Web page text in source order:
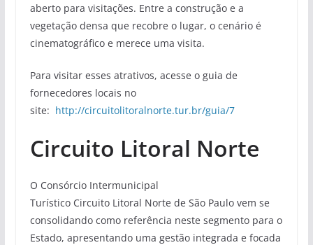
aberto para visitações. Entre a construção e a
vegetação densa que recobre o lugar, o cenário é
cinematográfico e merece uma visita.
Para visitar esses atrativos, acesse o guia de
fornecedores locais no
site: http://circuitolitoralnorte.tur.br/guia/7
Circuito Litoral Norte
O Consórcio Intermunicipal
Turístico Circuito Litoral Norte de São Paulo vem se
consolidando como referência neste segmento para o
Estado, apresentando uma gestão integrada e focada